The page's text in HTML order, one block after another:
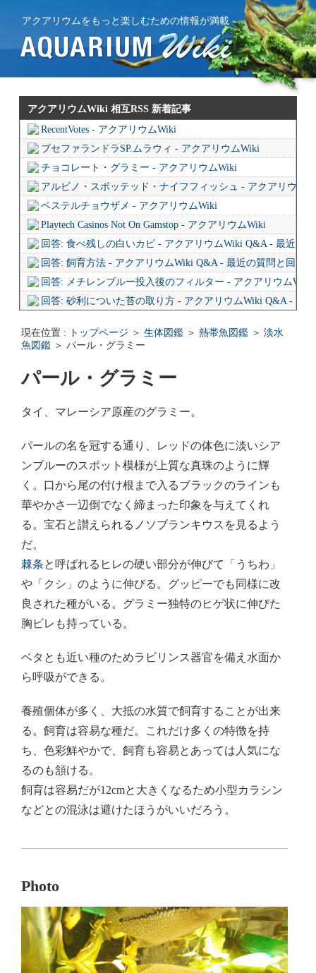
アクアリウムをもっと楽しむための情報が満載
アクアリウムWiki 相互RSS 新着記事
RecentVotes - アクアリウムWiki
ブセファランドラSP.ムラウィ - アクアリウムWiki
チョコレート・グラミー - アクアリウムWiki
アルビノ・スポッテッド・ナイフフィッシュ - アクアリウム
ベステルチョウザメ - アクアリウムWiki
Playtech Casinos Not On Gamstop - アクアリウムWiki
回答: 食べ残しの白いカビ - アクアリウムWiki Q&A - 最近の
回答: 飼育方法 - アクアリウムWiki Q&A - 最近の質問と回答
回答: メチレンブルー投入後のフィルター - アクアリウム
回答: 砂利についた苔の取り方 - アクアリウムWiki Q&A - 最
回答: ガラス面に卵を産まない貝っていますか？ - アクアリ
現在位置 : トップページ ＞ 生体図鑑 ＞ 熱帯魚図鑑 ＞ 淡水
魚図鑑 ＞ パール・グラミー
パール・グラミー
タイ、マレーシア原産のグラミー。
パールの名を冠する通り、レッドの体色に淡いシア
ンブルーのスポット模様が上質な真珠のように輝
く。口から尾の付け根まで入るブラックのラインも
華やかさ一辺倒でなく締まった印象を与えてくれ
る。宝石と讃えられるノソブランキウスを見るよう
だ。
棘条と呼ばれるヒレの硬い部分が伸びて「うちわ」
や「クシ」のように伸びる。グッピーでも同様に改
良された種がいる。グラミー独特のヒゲ状に伸びた
胸ビレも持っている。
ベタとも近い種のためラビリンス器官を備え水面か
ら呼吸ができる。
養殖個体が多く、大抵の水質で飼育することが出来
る。飼育は容易な種だ。これだけ多くの特徴を持
ち、色彩鮮やかで、飼育も容易とあっては人気にな
るのも頷ける。
飼育は容易だが12cmと大きくなるため小型カラシン
などとの混泳は避けたほうがいいだろう。
Photo